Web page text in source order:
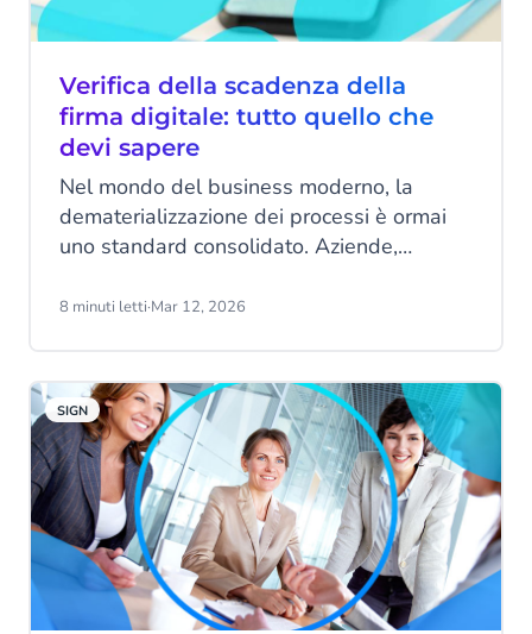
Verifica della scadenza della
firma digitale: tutto quello che
devi sapere
Nel mondo del business moderno, la
dematerializzazione dei processi è ormai
uno standard consolidato. Aziende,
quotidianamente agli strumenti elettronici
Pubblica Amministrazione. Tuttavia, c’è un
aspetto tecnico e normativo che spesso
viene trascurato fino al momento critico: la
validità temporale dei certificati di firma.
8 minuti letti·Mar 12, 2026
SIGN